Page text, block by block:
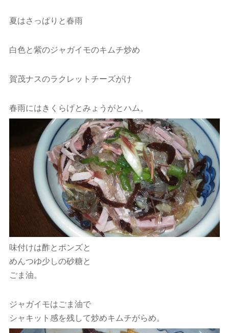
夏はさっぱりと春雨
白色と紫のジャガイモのキムチ炒め
賀茂ナスのラクレットチーズがけ
春雨にはきくらげとみょうがとハム。
味付けは酢とポンズと
めんつゆ少しの砂糖と
ごま油。
ジャガイモはごま油で
シャキット感を残して炒めキムチがらめ。